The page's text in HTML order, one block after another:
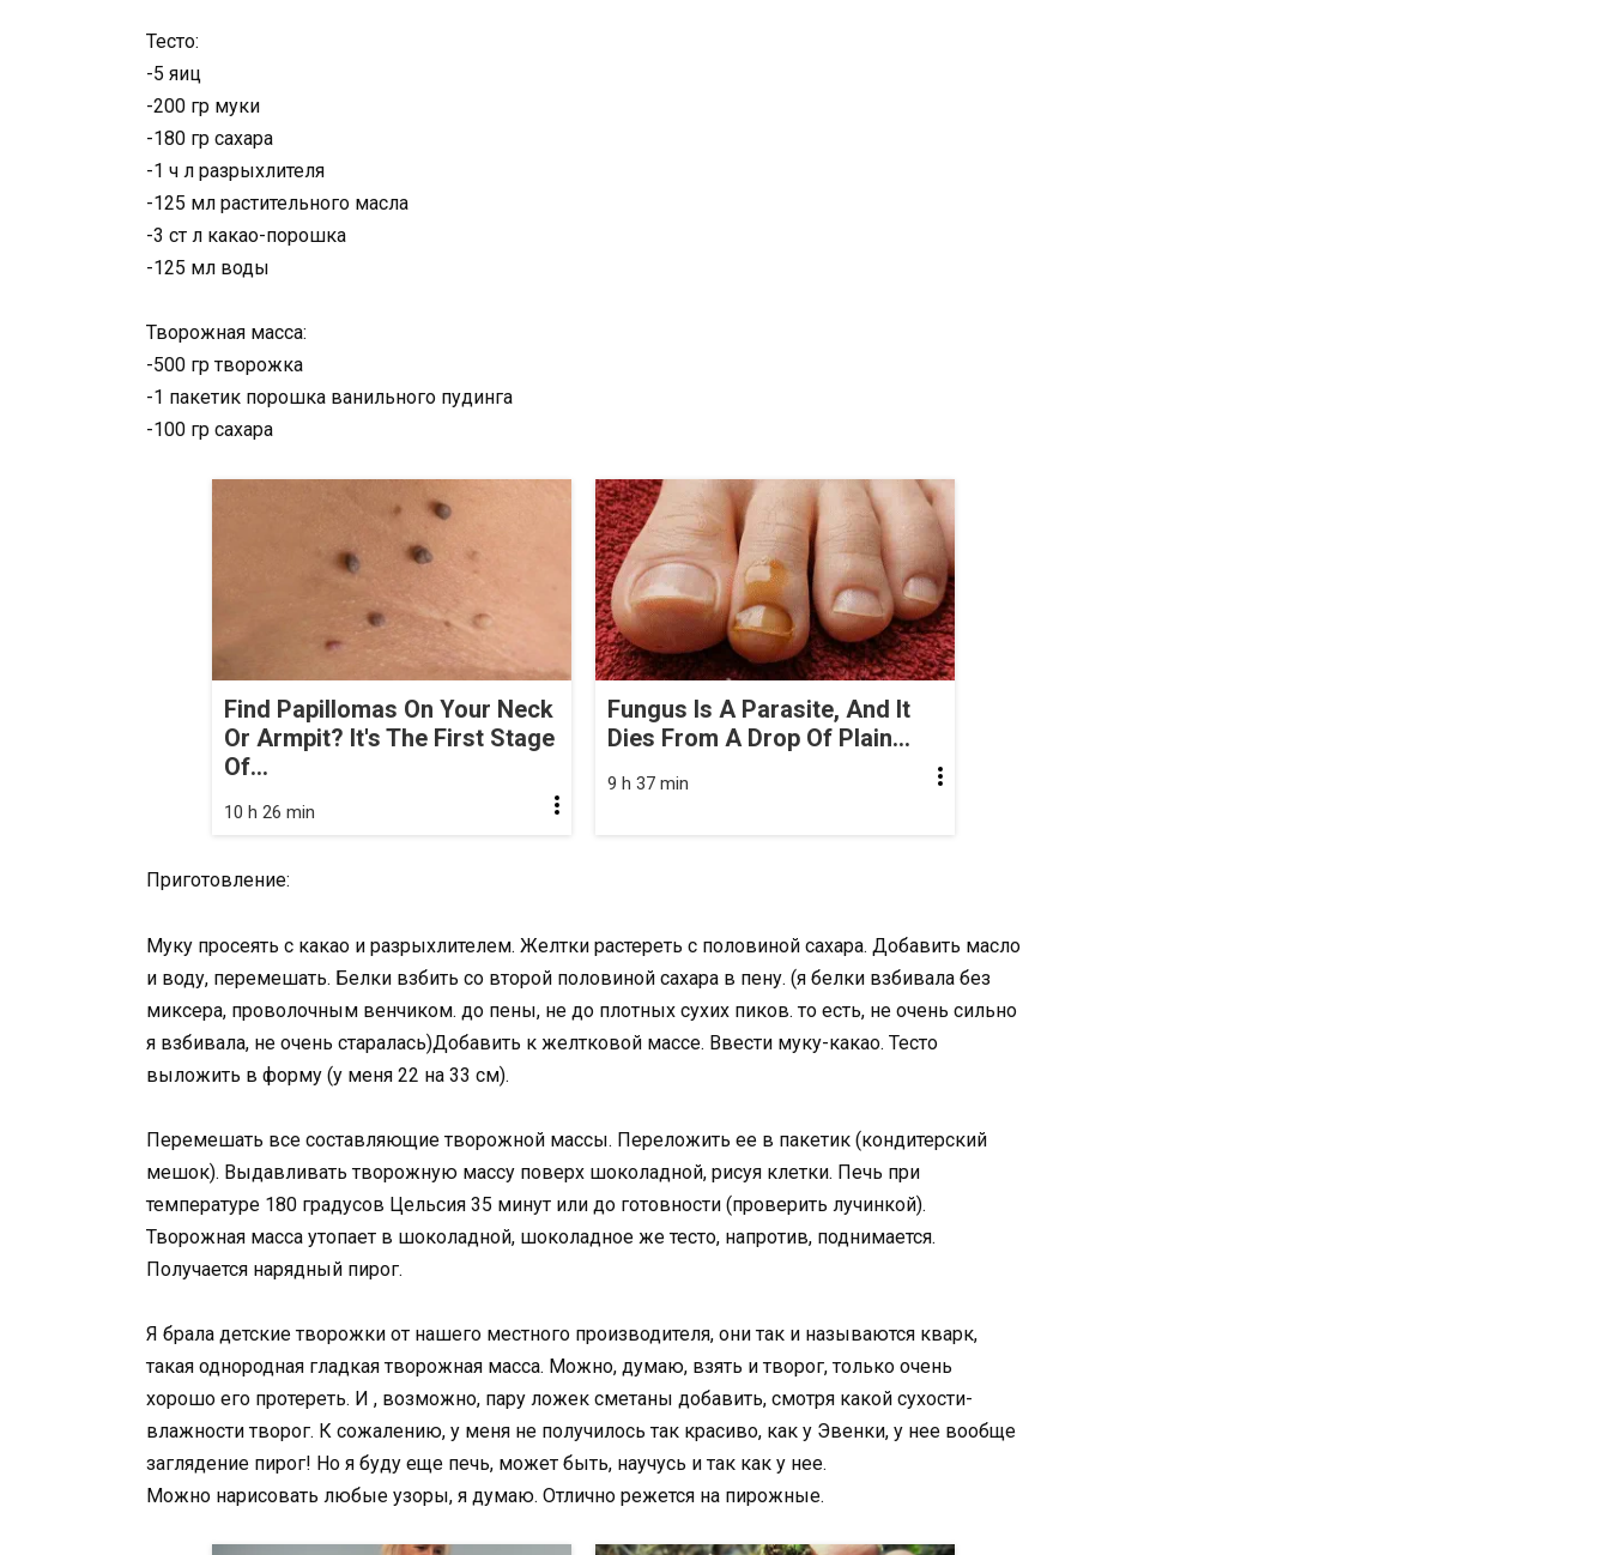
Тесто:
-5 яиц
-200 гр муки
-180 гр сахара
-1 ч л разрыхлителя
-125 мл растительного масла
-3 ст л какао-порошка
-125 мл воды
Творожная масса:
-500 гр творожка
-1 пакетик порошка ванильного пудинга
-100 гр сахара
Find Papillomas On Your Neck
Or Armpit? It's The First Stage
Of...
10 h 26 min
Fungus Is A Parasite, And It
Dies From A Drop Of Plain...
9 h 37 min
Приготовление:
Муку просеять с какао и разрыхлителем. Желтки растереть с половиной сахара. Добавить масло
и воду, перемешать. Белки взбить со второй половиной сахара в пену. (я белки взбивала без
миксера, проволочным венчиком. до пены, не до плотных сухих пиков. то есть, не очень сильно
я взбивала, не очень старалась)Добавить к желтковой массе. Ввести муку-какао. Тесто
выложить в форму (у меня 22 на 33 см).
Перемешать все составляющие творожной массы. Переложить ее в пакетик (кондитерский
мешок). Выдавливать творожную массу поверх шоколадной, рисуя клетки. Печь при
температуре 180 градусов Цельсия 35 минут или до готовности (проверить лучинкой).
Творожная масса утопает в шоколадной, шоколадное же тесто, напротив, поднимается.
Получается нарядный пирог.
Я брала детские творожки от нашего местного производителя, они так и называются кварк,
такая однородная гладкая творожная масса. Можно, думаю, взять и творог, только очень
хорошо его протереть. И , возможно, пару ложек сметаны добавить, смотря какой сухости-
влажности творог. К сожалению, у меня не получилось так красиво, как у Эвенки, у нее вообще
заглядение пирог! Но я буду еще печь, может быть, научусь и так как у нее.
Можно нарисовать любые узоры, я думаю. Отлично режется на пирожные.